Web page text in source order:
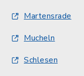
Martensrade
Mucheln
Schlesen